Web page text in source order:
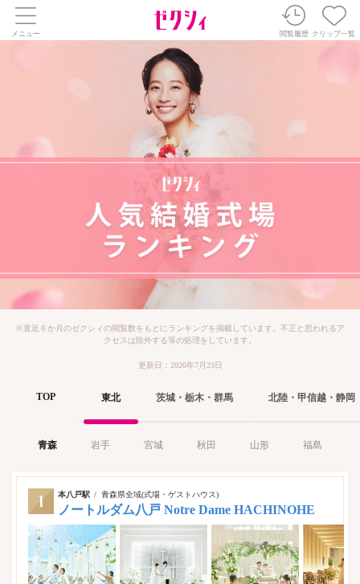
メニュー 閲覧履歴 クリップ一覧
※直近６か月のゼクシィの閲覧数をもとにランキングを掲載しています。不正と思われるア
クセスは除外する等の処理をしています。
更新日：2026年7月23日
TOP
北海道 東北 茨城・栃木・群馬 北陸・甲信越・静岡
青森 岩手 宮城 秋田 山形 福島
本八戸駅 青森県全域(式場・ゲストハウス)
ノートルダム八戸 Notre Dame HACHINOHE